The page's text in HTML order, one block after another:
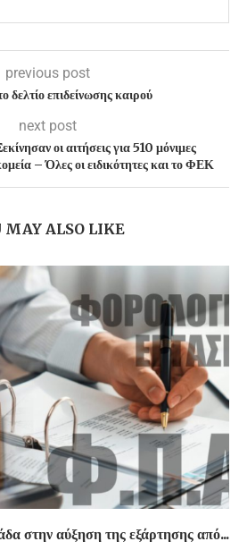
previous post
δελτίο επιδείνωσης καιρού
next post
οι αιτήσεις για 510 μόνιμες
– Όλες οι ειδικότητες και το ΦΕΚ
MAY ALSO LIKE
στην αύξηση της εξάρτησης από...